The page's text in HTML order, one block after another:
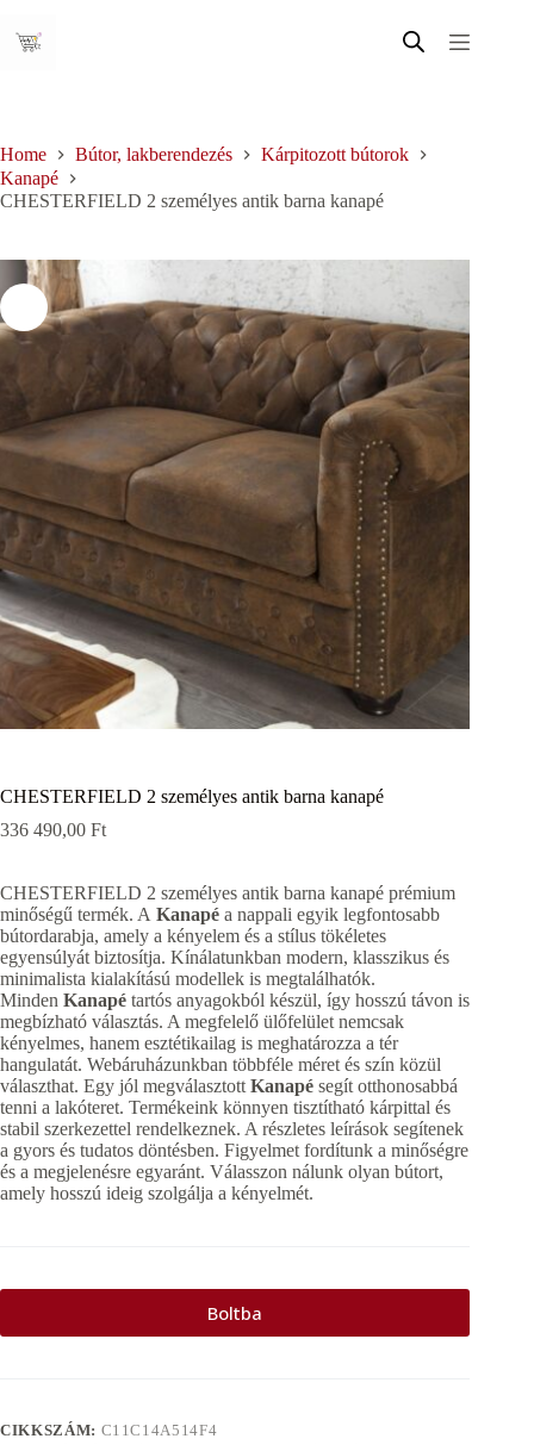
content
Home Bútor, lakberendezés
Kárpitozott bútorok
Kanapé
CHESTERFIELD 2 személyes antik barna kanapé
CHESTERFIELD 2 személyes antik barna kanapé
336 490,00 Ft
CHESTERFIELD 2 személyes antik barna kanapé prémium
minőségű termék. A Kanapé a nappali egyik legfontosabb
bútordarabja, amely a kényelem és a stílus tökéletes
egyensúlyát biztosítja. Kínálatunkban modern, klasszikus és
minimalista kialakítású modellek is megtalálhatók.
Minden Kanapé tartós anyagokból készül, így hosszú távon is
megbízható választás. A megfelelő ülőfelület nemcsak
kényelmes, hanem esztétikailag is meghatározza a tér
hangulatát. Webáruházunkban többféle méret és szín közül
választhat. Egy jól megválasztott Kanapé segít otthonosabbá
tenni a lakóteret. Termékeink könnyen tisztítható kárpittal és
stabil szerkezettel rendelkeznek. A részletes leírások segítenek
a gyors és tudatos döntésben. Figyelmet fordítunk a minőségre
és a megjelenésre egyaránt. Válasszon nálunk olyan bútort,
amely hosszú ideig szolgálja a kényelmét.
Boltba
CIKKSZÁM: C11C14A514F4